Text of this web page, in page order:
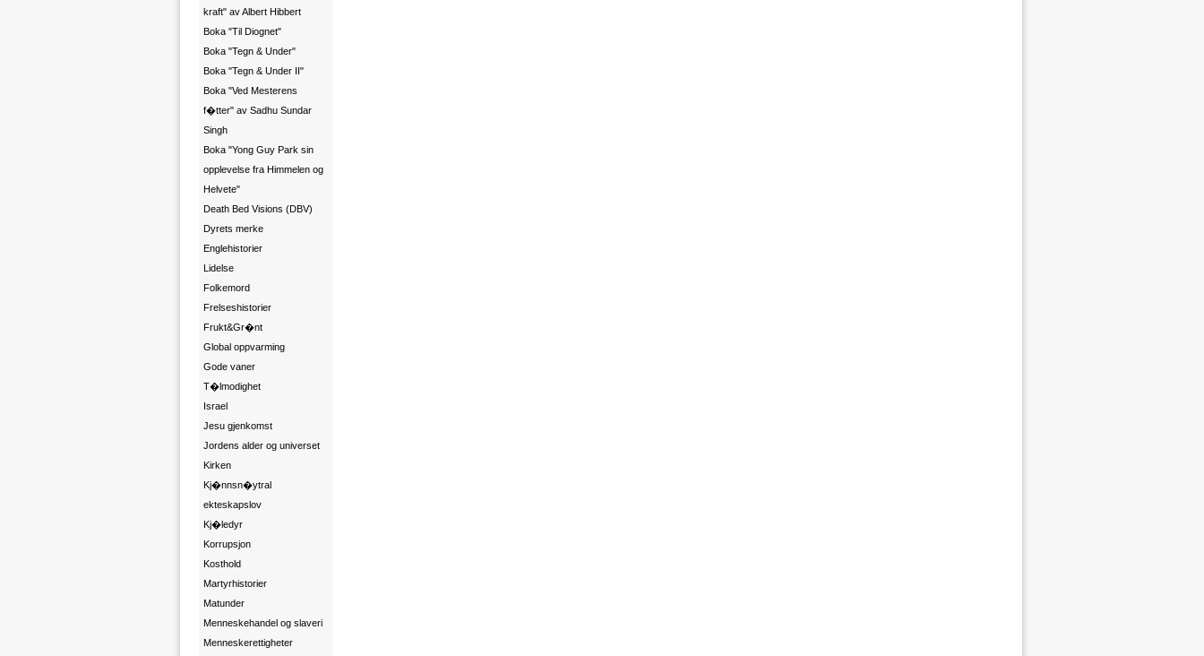
kraft" av Albert Hibbert
Boka "Til Diognet"
Boka "Tegn & Under"
Boka "Tegn & Under II"
Boka "Ved Mesterens
f�tter" av Sadhu Sundar
Singh
Boka "Yong Guy Park sin
opplevelse fra Himmelen og
Helvete"
Death Bed Visions (DBV)
Dyrets merke
Englehistorier
Lidelse
Folkemord
Frelseshistorier
Frukt&Gr�nt
Global oppvarming
Gode vaner
T�lmodighet
Israel
Jesu gjenkomst
Jordens alder og universet
Kirken
Kj�nnsn�ytral
ekteskapslov
Kj�ledyr
Korrupsjon
Kosthold
Martyrhistorier
Matunder
Menneskehandel og slaveri
Menneskerettigheter